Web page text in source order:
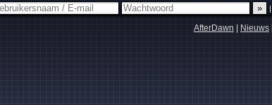
AfterDawn Nieuws